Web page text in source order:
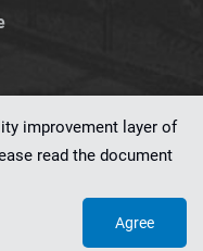
improvement layer of
read the document
Agree